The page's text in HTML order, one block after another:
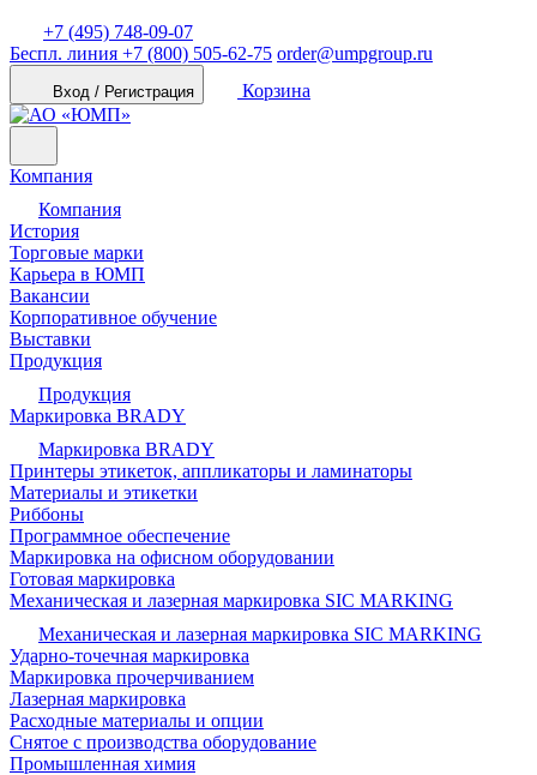
+7 (495) 748-09-07
Беспл. линия +7 (800) 505-62-75 order@umpgroup.ru
Вход / Регистрация Корзина
Компания
Компания
История
Торговые марки
Карьера в ЮМП
Вакансии
Корпоративное обучение
Выставки
Продукция
Продукция
Маркировка BRADY
Маркировка BRADY
Принтеры этикеток, аппликаторы и ламинаторы
Материалы и этикетки
Риббоны
Программное обеспечение
Маркировка на офисном оборудовании
Готовая маркировка
Механическая и лазерная маркировка SIC MARKING
Механическая и лазерная маркировка SIC MARKING
Ударно-точечная маркировка
Маркировка прочерчиванием
Лазерная маркировка
Расходные материалы и опции
Снятое с производства оборудование
Промышленная химия